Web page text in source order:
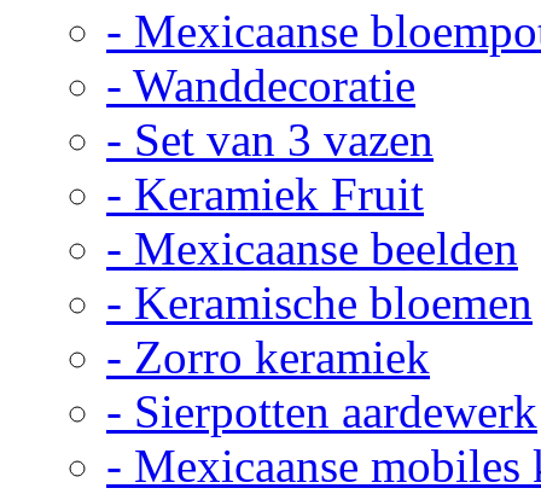
- Mexicaanse
- Wanddecoratie
- Set van 3 vazen
- Keramiek Fruit
- Mexicaanse beelden
- Keramische bloemen
- Zorro keramiek
- Sierpotten aardewerk
- Mexicaanse mobiles